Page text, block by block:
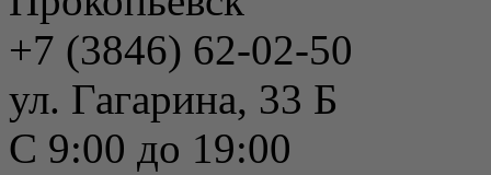
+7 (3846) 62-02-50
ул. Гагарина, 33 Б
С 9:00 до 19:00